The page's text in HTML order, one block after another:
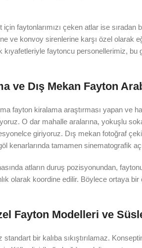
faytonlarımızı çeken atlar ise
ve konvoy sirenlerine karşı özel olarak
kıyafetleriyle faytoncu personellerimiz,
ve Dış Mekan Fayton
fayton kiralama araştırması yapan ve
O dar mahalle aralarına, yokuşlu
giriyoruz. Dış mekan fotoğraf
kenarlarında tamamen sinematografik
atların duruş pozisyonundan,
olarak koordine edilir. Böylece ortaya
Fayton Modelleri ve
standart bir kalıba sıkıştırılamaz.